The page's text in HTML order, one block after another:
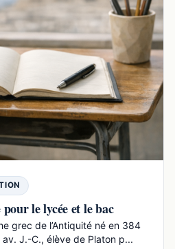
le lycée et le bac
grec de l’Antiquité né en 384
J.-C., élève de Platon p...